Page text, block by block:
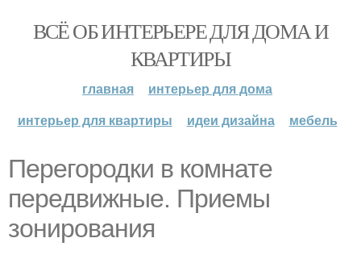
ВСЁ ОБ ИНТЕРЬЕРЕ ДЛЯ ДОМА И
КВАРТИРЫ
главная
интерьер для дома
интерьер для квартиры
идеи дизайна мебель
Перегородки в комнате
передвижные. Приемы
зонирования